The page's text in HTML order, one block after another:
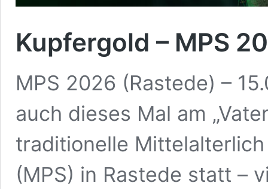
Kupfergold – MPS
MPS 2026 (Rastede) –
auch dieses Mal am
traditionelle
(MPS) in Rastede statt –